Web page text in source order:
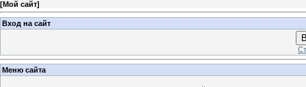
[Мой сайт]
Вход на сайт
Меню сайта